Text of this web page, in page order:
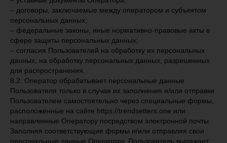
– договоры, заключаемые между оператором и субъектом
персональных данных;
– федеральные законы, иные нормативно-правовые акты в
сфере защиты персональных данных;
– согласия Пользователей на обработку их персональных
данных, на обработку персональных данных, разрешенных
для распространения.
8.2. Оператор обрабатывает персональные данные
Пользователя только в случае их заполнения и/или отправки
Пользователем самостоятельно через специальные формы,
расположенные на сайте https://trendsetters.one или
направленные Оператору посредством электронной почты.
Заполняя соответствующие формы и/или отправляя свои
персональные данные Оператору, Пользователь выражает